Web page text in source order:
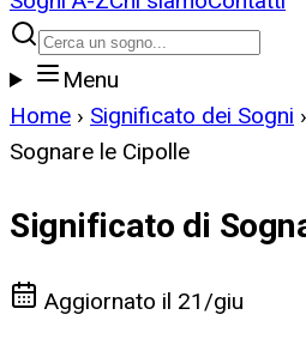
Menu
Home › Significato dei Sogni ›
Sognare le Cipolle
Significato di
Aggiornato il 21/giu